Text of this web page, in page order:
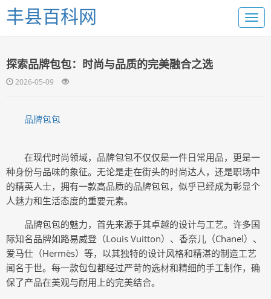
丰县百科网
探索品牌包包：时尚与品质的完美融合之选
2026-05-09
品牌包包
在现代时尚领域，品牌包包不仅仅是一件日常用品，更是一
种身份与品味的象征。无论是走在街头的时尚达人，还是职场中
的精英人士，拥有一款高品质的品牌包包，似乎已经成为彰显个
人魅力和生活态度的重要元素。
品牌包包的魅力，首先来源于其卓越的设计与工艺。许多国
际知名品牌如路易威登（Louis Vuitton）、香奈儿（Chanel）、
爱马仕（Hermès）等，以其独特的设计风格和精湛的制造工艺
闻名于世。每一款包包都经过严苛的选材和精细的手工制作，确
保了产品在美观与耐用上的完美结合。